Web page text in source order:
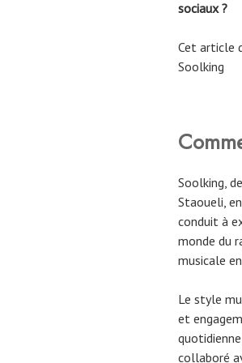
sociaux ?
Cet article
Soolking
Soolking,
Staoueli,
conduit à
monde du
musicale
Le style
et
collaboré